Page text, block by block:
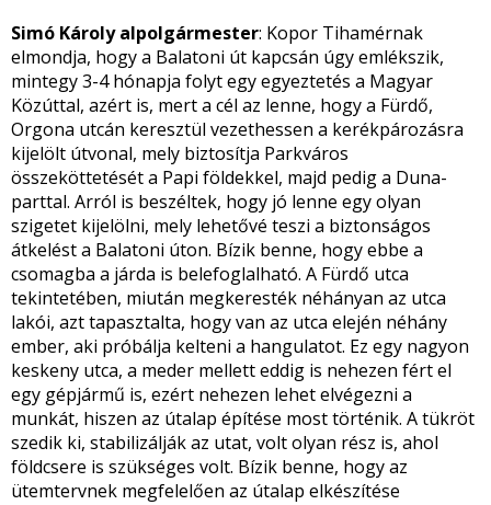
Simó Károly alpolgármester: Kopor Tihamérnak
elmondja, hogy a Balatoni út kapcsán úgy emlékszik,
mintegy 3-4 hónapja folyt egy egyeztetés a Magyar
Közúttal, azért is, mert a cél az lenne, hogy a Fürdő,
Orgona utcán keresztül vezethessen a kerékpározásra
kijelölt útvonal, mely biztosítja Parkváros
összeköttetését a Papi földekkel, majd pedig a Duna-
parttal. Arról is beszéltek, hogy jó lenne egy olyan
szigetet kijelölni, mely lehetővé teszi a biztonságos
átkelést a Balatoni úton. Bízik benne, hogy ebbe a
csomagba a járda is belefoglalható. A Fürdő utca
tekintetében, miután megkeresték néhányan az utca
lakói, azt tapasztalta, hogy van az utca elején néhány
ember, aki próbálja kelteni a hangulatot. Ez egy nagyon
keskeny utca, a meder mellett eddig is nehezen fért el
egy gépjármű is, ezért nehezen lehet elvégezni a
munkát, hiszen az útalap építése most történik. A tükröt
szedik ki, stabilizálják az utat, volt olyan rész is, ahol
földcsere is szükséges volt. Bízik benne, hogy az
ütemtervnek megfelelően az útalap elkészítése